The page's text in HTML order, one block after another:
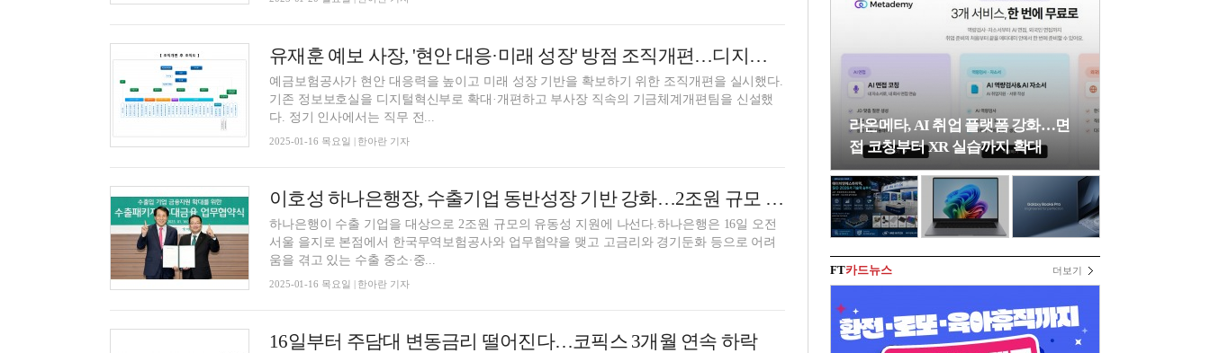
유재훈 예보 사장, '현안 대응·미래 성장' 방점 조직개편…디지털혁신부·기금체계개편팀 신설
예금보험공사가 현안 대응력을 높이고 미래 성장 기반을 확보하기 위한 조직개편을 실시했다.
기존 정보보호실을 디지털혁신부로 확대·개편하고 부사장 직속의 기금체계개편팀을 신설했
다. 정기 인사에서는 직무 전...
2025-01-16 목요일 | 한아란 기자
이호성 하나은행장, 수출기업 동반성장 기반 강화…2조원 규모 유동성 지원
하나은행이 수출 기업을 대상으로 2조원 규모의 유동성 지원에 나선다.하나은행은 16일 오전
서울 을지로 본점에서 한국무역보험공사와 업무협약을 맺고 고금리와 경기둔화 등으로 어려
움을 겪고 있는 수출 중소·중...
2025-01-16 목요일 | 한아란 기자
16일부터 주담대 변동금리 떨어진다…코픽스 3개월 연속 하락
라온메타, AI 취업 플랫폼 강화…면
접 코칭부터 XR 실습까지 확대
FT카드뉴스 더보기